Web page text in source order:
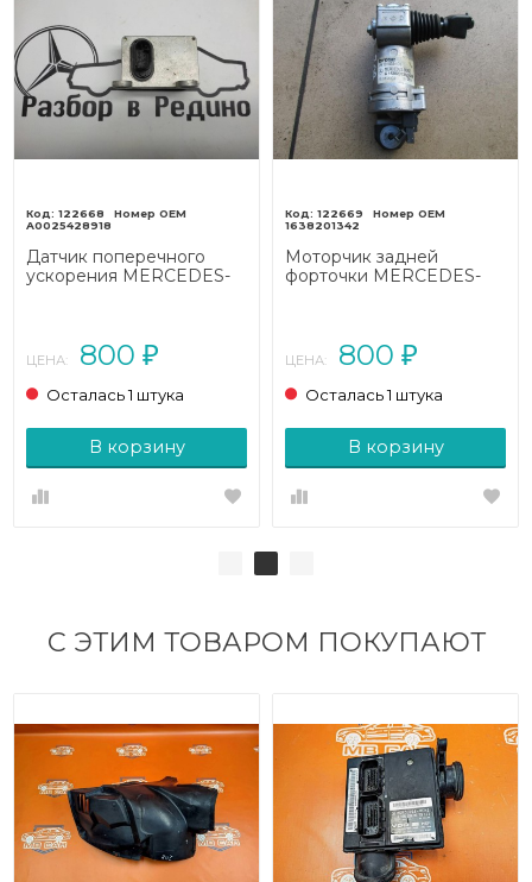
122668
A0025428918
Датчик поперечного
ускорения MERCEDES-
ЦЕНА: 800 ₽
Осталась 1 штука
В корзину
122669
1638201342
Моторчик задней
форточки MERCEDES-
ЦЕНА: 800 ₽
Осталась 1 штука
В корзину
С ЭТИМ ТОВАРОМ ПОКУПАЮТ